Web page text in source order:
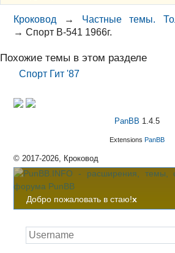
Кроковод → Частные темы.
→Спорт В-541 1966г.
Похожие темы в этом разделе
Спорт Гит '87
PanBB 1.4.5
Extensions PanBB
© 2017-2026, Кроковод
Добро пожаловать в стаю!x